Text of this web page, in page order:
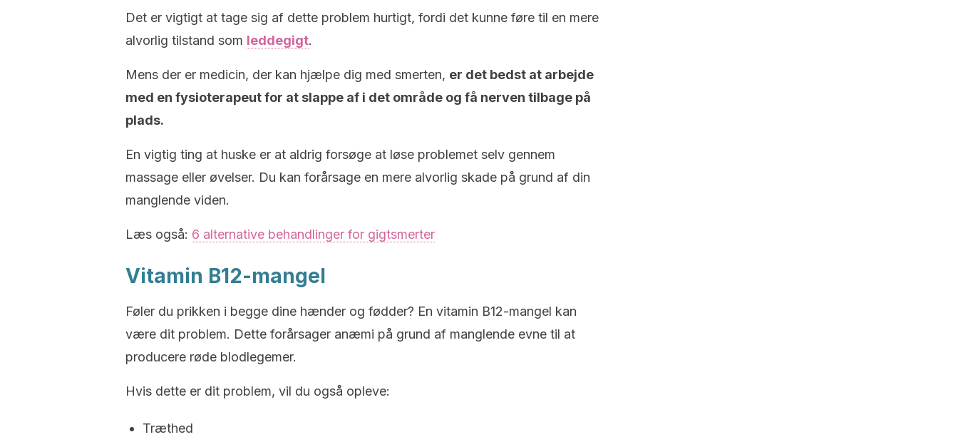
Det er vigtigt at tage sig af dette problem hurtigt, fordi det kunne føre til en mere
alvorlig tilstand som leddegigt.
Mens der er medicin, der kan hjælpe dig med smerten, er det bedst at arbejde
med en fysioterapeut for at slappe af i det område og få nerven tilbage på
plads.
En vigtig ting at huske er at aldrig forsøge at løse problemet selv gennem
massage eller øvelser. Du kan forårsage en mere alvorlig skade på grund af din
manglende viden.
Læs også: 6 alternative behandlinger for gigtsmerter
Vitamin B12-mangel
Føler du prikken i begge dine hænder og fødder? En vitamin B12-mangel kan
være dit problem. Dette forårsager anæmi på grund af manglende evne til at
producere røde blodlegemer.
Hvis dette er dit problem, vil du også opleve:
Træthed